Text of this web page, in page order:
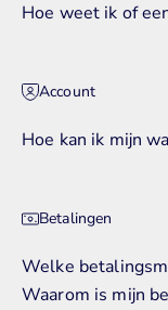
Hoe weet ik of
Account
Hoe kan ik mijn
Betalingen
Welke
Waarom is mijn